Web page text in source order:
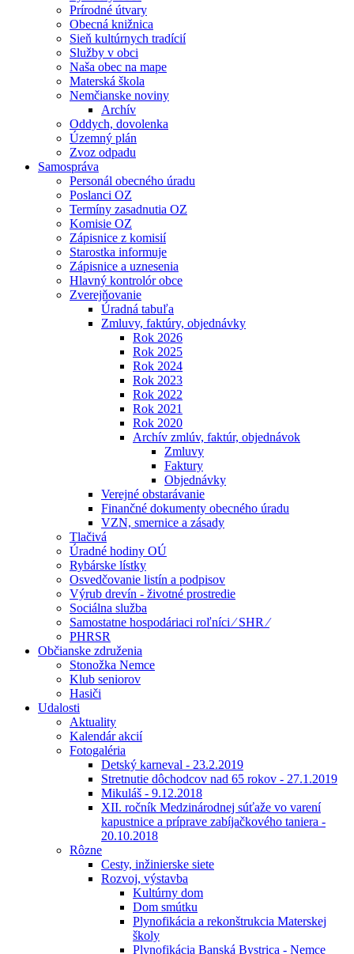
Prírodné útvary
Obecná knižnica
Sieň kultúrnych tradícií
Služby v obci
Naša obec na mape
Materská škola
Nemčianske noviny
Archív
Oddych, dovolenka
Územný plán
Zvoz odpadu
Samospráva
Personál obecného úradu
Poslanci OZ
Termíny zasadnutia OZ
Komisie OZ
Zápisnice z komisií
Starostka informuje
Zápisnice a uznesenia
Hlavný kontrolór obce
Zverejňovanie
Úradná tabuľa
Zmluvy, faktúry, objednávky
Rok 2026
Rok 2025
Rok 2024
Rok 2023
Rok 2022
Rok 2021
Rok 2020
Archív zmlúv, faktúr, objednávok
Zmluvy
Faktury
Objednávky
Verejné obstarávanie
Finančné dokumenty obecného úradu
VZN, smernice a zásady
Tlačivá
Úradné hodiny OÚ
Rybárske lístky
Osvedčovanie listín a podpisov
Výrub drevín - životné prostredie
Sociálna služba
Samostatne hospodáriaci roľníci ⁄ SHR ⁄
PHRSR
Občianske združenia
Stonožka Nemce
Klub seniorov
Hasiči
Udalosti
Aktuality
Kalendár akcií
Fotogaléria
Detský karneval - 23.2.2019
Stretnutie dôchodcov nad 65 rokov - 27.1.2019
Mikuláš - 9.12.2018
XII. ročník Medzinárodnej súťaže vo varení
kapustnice a príprave zabíjačkového taniera -
20.10.2018
Rôzne
Cesty, inžinierske siete
Rozvoj, výstavba
Kultúrny dom
Dom smútku
Plynofikácia a rekonštrukcia Materskej
školy
Plynofikácia Banská Bystrica - Nemce